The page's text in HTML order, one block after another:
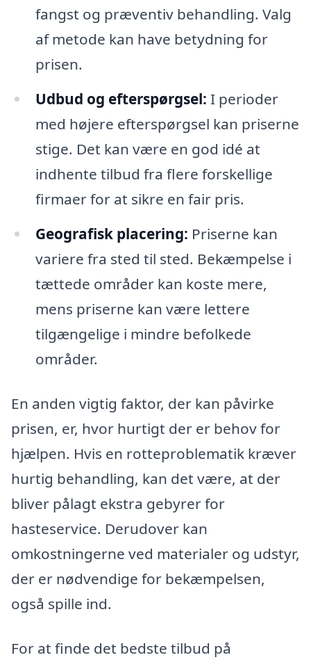
fangst og præventiv behandling. Valg
af metode kan have betydning for
prisen.
Udbud og efterspørgsel: I perioder
med højere efterspørgsel kan priserne
stige. Det kan være en god idé at
indhente tilbud fra flere forskellige
firmaer for at sikre en fair pris.
Geografisk placering: Priserne kan
variere fra sted til sted. Bekæmpelse i
tættede områder kan koste mere,
mens priserne kan være lettere
tilgængelige i mindre befolkede
områder.
En anden vigtig faktor, der kan påvirke
prisen, er, hvor hurtigt der er behov for
hjælpen. Hvis en rotteproblematik kræver
hurtig behandling, kan det være, at der
bliver pålagt ekstra gebyrer for
hasteservice. Derudover kan
omkostningerne ved materialer og udstyr,
der er nødvendige for bekæmpelsen,
også spille ind.
For at finde det bedste tilbud på